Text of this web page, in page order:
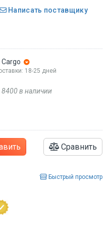
Написать поставщику
Cargo
18-25 дней
8400 в наличии
Сравнить
Быстрый просмотр